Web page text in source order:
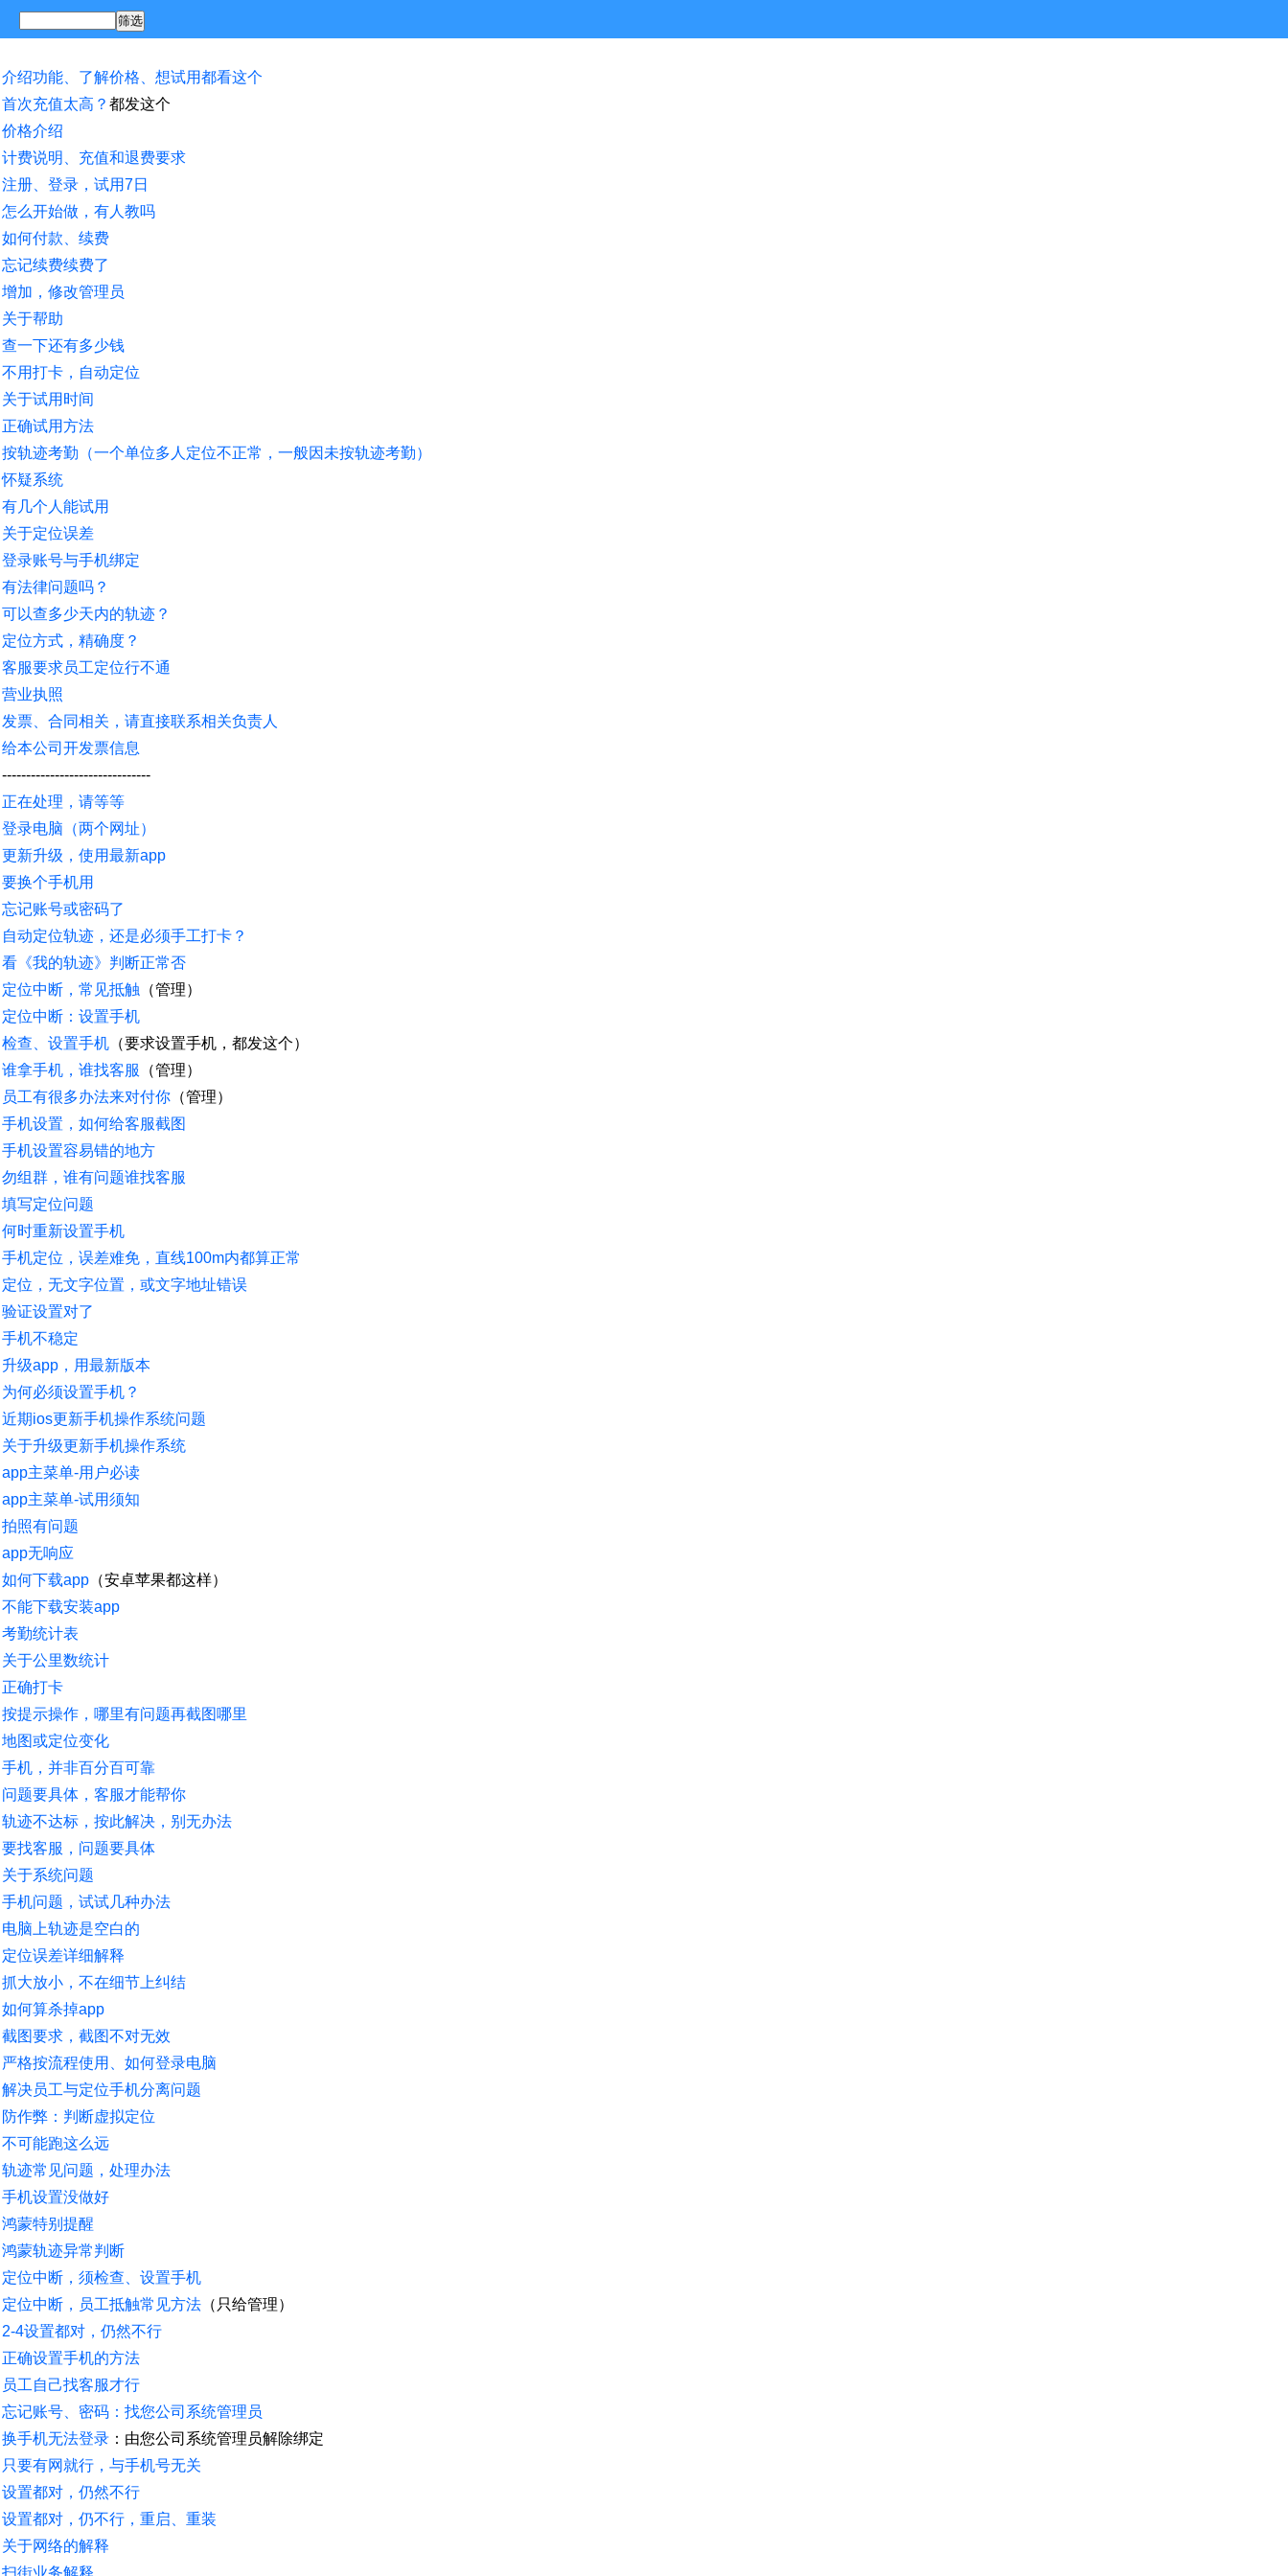
介绍功能、了解价格、想试用都看这个
首次充值太高？ 都发这个
价格介绍
计费说明、充值和退费要求
注册、登录，试用7日
怎么开始做，有人教吗
如何付款、续费
忘记续费续费了
增加，修改管理员
关于帮助
查一下还有多少钱
不用打卡，自动定位
关于试用时间
正确试用方法
按轨迹考勤（一个单位多人定位不正常，一般因未按轨迹考勤）
怀疑系统
有几个人能试用
关于定位误差
登录账号与手机绑定
有法律问题吗？
可以查多少天内的轨迹？
定位方式，精确度？
客服要求员工定位行不通
营业执照
发票、合同相关，请直接联系相关负责人
给本公司开发票信息
-------------------------------
正在处理，请等等
登录电脑（两个网址）
更新升级，使用最新app
要换个手机用
忘记账号或密码了
自动定位轨迹，还是必须手工打卡？
看《我的轨迹》判断正常否
定位中断，常见抵触 （管理）
定位中断：设置手机
检查、设置手机 （要求设置手机，都发这个）
谁拿手机，谁找客服
（管理）
员工有很多办法来对付你 （管理）
手机设置，如何给客服截图
手机设置容易错的地方
勿组群，谁有问题谁找客服
填写定位问题
何时重新设置手机
手机定位，误差难免，直线100m内都算正常
定位，无文字位置，或文字地址错误
验证设置对了
手机不稳定
升级app，用最新版本
为何必须设置手机？
近期ios更新手机操作系统问题
关于升级更新手机操作系统
app主菜单-用户必读
app主菜单-试用须知
拍照有问题
app无响应
如何下载app （安卓苹果都这样）
不能下载安装app
考勤统计表
关于公里数统计
正确打卡
按提示操作，哪里有问题再截图哪里
地图或定位变化
手机，并非百分百可靠
问题要具体，客服才能帮你
轨迹不达标，按此解决，别无办法
要找客服，问题要具体
关于系统问题
手机问题，试试几种办法
电脑上轨迹是空白的
定位误差详细解释
抓大放小，不在细节上纠结
如何算杀掉app
截图要求，截图不对无效
严格按流程使用、如何登录电脑
解决员工与定位手机分离问题
防作弊：判断虚拟定位
不可能跑这么远
轨迹常见问题，处理办法
手机设置没做好
鸿蒙特别提醒
鸿蒙轨迹异常判断
定位中断，须检查、设置手机
定位中断，员工抵触常见方法 （只给管理）
2-4设置都对，仍然不行
正确设置手机的方法
员工自己找客服才行
忘记账号、密码：找您公司系统管理员
换手机无法登录 ：由您公司系统管理员解除绑定
只要有网就行，与手机号无关
设置都对，仍然不行
设置都对，仍不行，重启、重装
关于网络的解释
扫街业务解释